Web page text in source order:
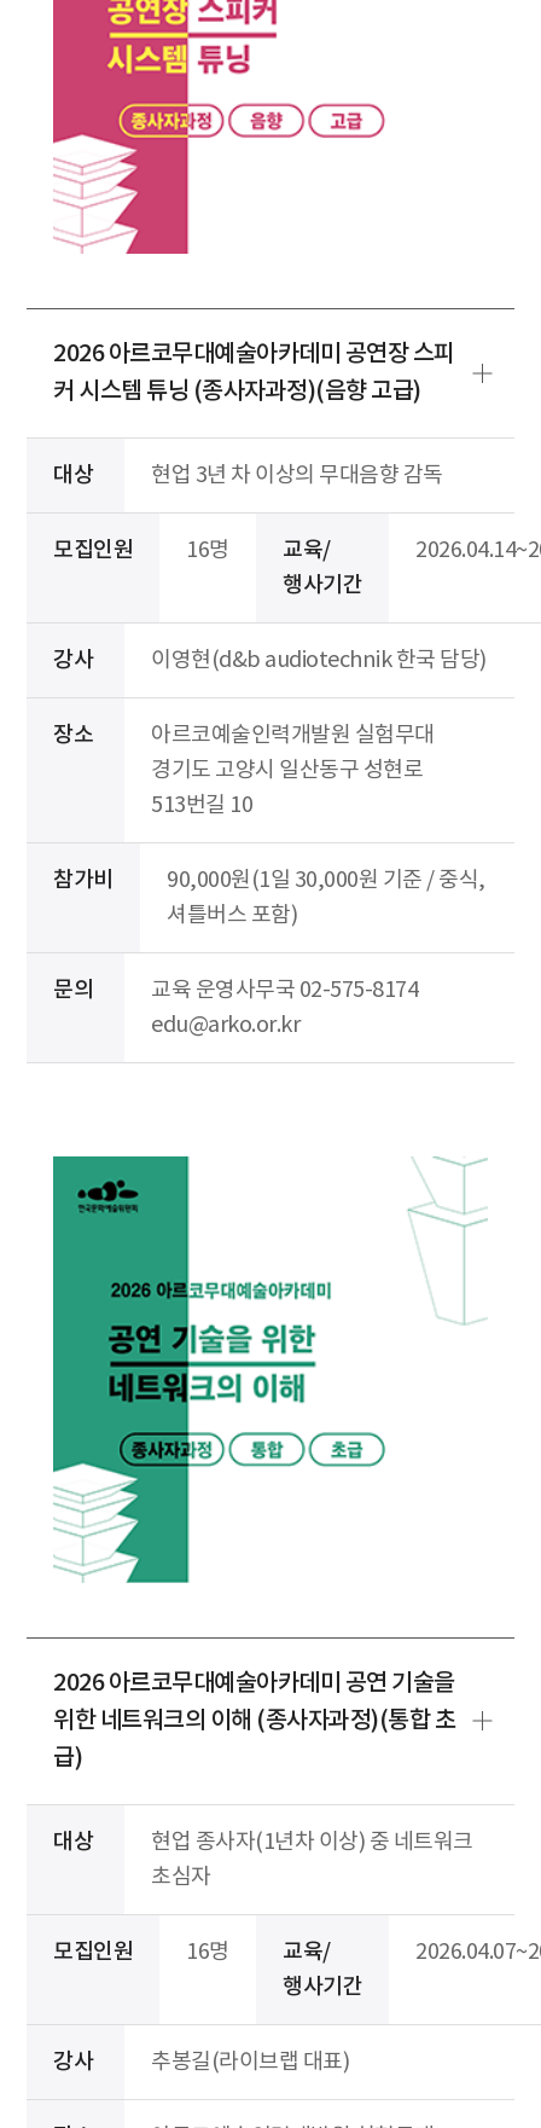
2026 아르코무대예술아카데미 공연장 스피
커 시스템 튜닝 (종사자과정)(음향 고급)
대상 현업 3년 차 이상의 무대음향 감독
모집인원 16명
교육/
행사기간
강사 이영현(d&b audiotechnik 한국 담당)
장소
아르코예술인력개발원 실험무대
경기도 고양시 일산동구 성현로
513번길 10
참가비
90,000원(1일 30,000원 기준 / 중식,
셔틀버스 포함)
문의
교육 운영사무국 02-575-8174
edu@arko.or.kr
2026 아르코무대예술아카데미 공연 기술을
위한 네트워크의 이해 (종사자과정)(통합 초
급)
대상
현업 종사자(1년차 이상) 중 네트워크
초심자
모집인원 16명
교육/
행사기간
강사 추봉길(라이브랩 대표)